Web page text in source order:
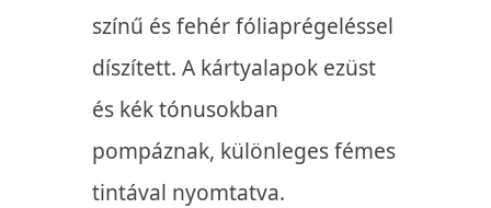
színű és fehér fóliaprégeléssel
díszített. A kártyalapok ezüst
és kék tónusokban
pompáznak, különleges fémes
tintával nyomtatva.